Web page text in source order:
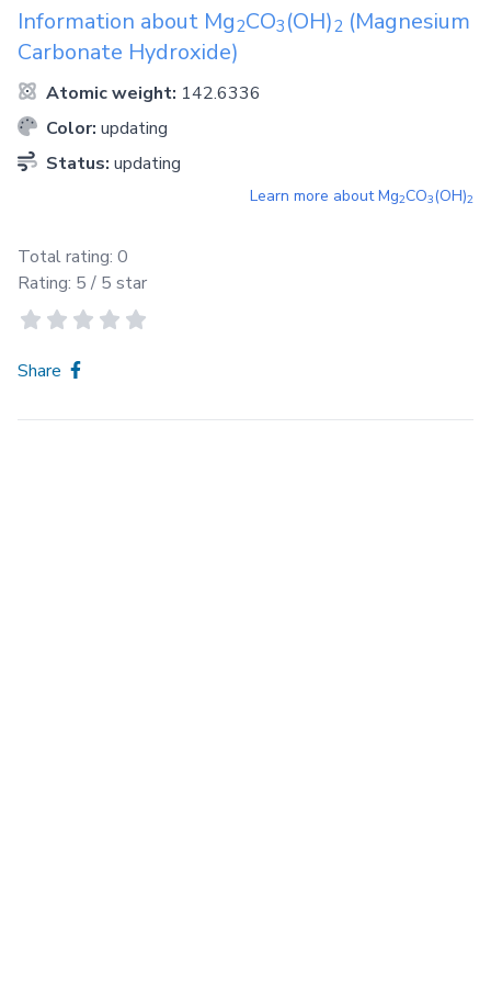
Information about Mg2CO3 (OH)2 (Magnesium
Carbonate Hydroxide)
Atomic weight: 142.6336
Color: updating
Status: updating
Learn more aboutMg2CO3(OH)2
Total rating: 0
Rating: 5 / 5 star
Share